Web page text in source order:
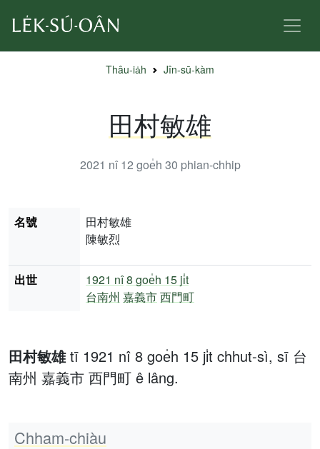
Thâu-ia̍h Jîn-sū-kàm
田村敏雄
2021 nî 12 goe̍h 30 phian-chhip
田村敏雄tī 1921 nî 8 goe̍h 15 ji̍t chhut-sì, sī 台
南州 嘉義市 西門町 ê lâng.
Chham-chiàu
名號
田村敏雄
陳敏烈
出世 1921 nî8 goe̍h 15 ji̍t
台南州 嘉義市西門町